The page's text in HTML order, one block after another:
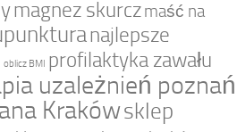
magnez skurczmaść na
najlepsze
oblicz BMI
profilaktyka zawału
uzależnień poznań
Krakówsklep